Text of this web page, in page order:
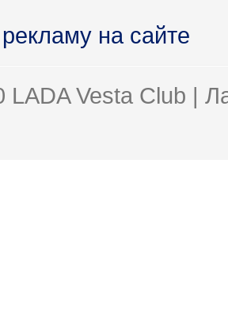
на сайте
LADA Vesta Club |